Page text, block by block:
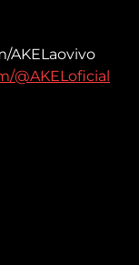
AKELaovivo
@AKELoficial